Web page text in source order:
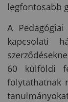
legfontosabb
A
kapcsolati
60 külföldi
folytathatnak